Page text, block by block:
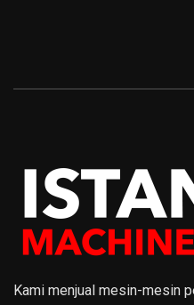
Kami menjual mesin-mesin